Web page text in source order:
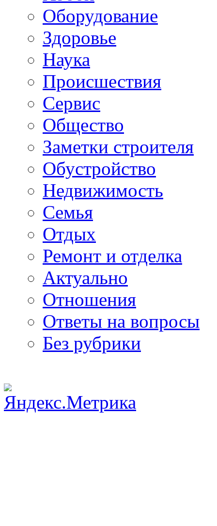
Oборудование
Здоровье
Наука
Происшествия
Сервис
Общество
Заметки строителя
Обустройство
Недвижимость
Семья
Отдых
Ремонт и отделка
Актуально
Отношения
Ответы на вопросы
Без рубрики